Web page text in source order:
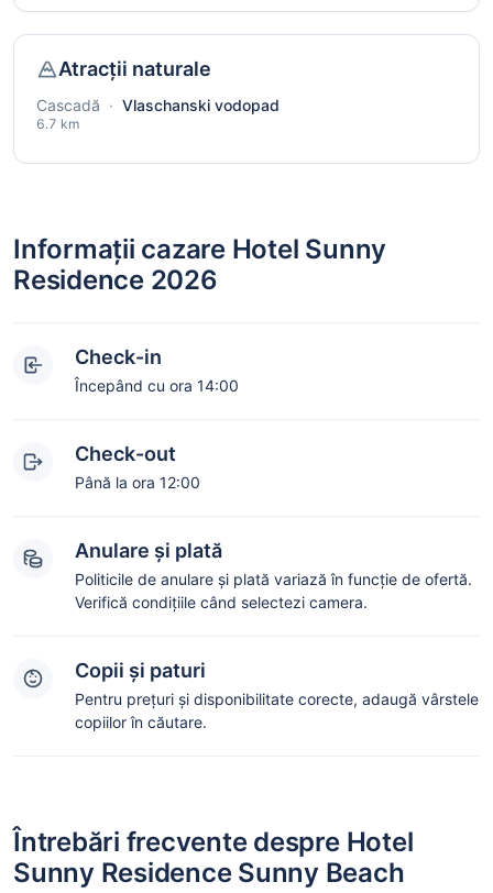
Atracții naturale
Cascadă · Vlaschanski vodopad
6.7 km
Informații cazare Hotel Sunny
Residence 2026
Check-in
Începând cu ora 14:00
Check-out
Până la ora 12:00
Anulare și plată
Politicile de anulare și plată variază în funcție de ofertă.
Verifică condițiile când selectezi camera.
Copii și paturi
Pentru prețuri și disponibilitate corecte, adaugă vârstele
copiilor în căutare.
Întrebări frecvente despre Hotel
Sunny Residence Sunny Beach